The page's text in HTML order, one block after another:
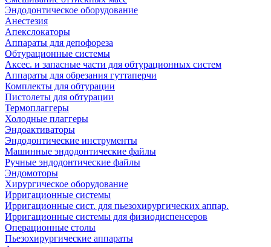
Эндодонтическое оборудование
Анестезия
Апекслокаторы
Аппараты для депофореза
Обтурационные системы
Аксес. и запасные части для обтурационных систем
Аппараты для обрезания гуттаперчи
Комплекты для обтурации
Пистолеты для обтурации
Термоплаггеры
Холодные плаггеры
Эндоактиваторы
Эндодонтические инструменты
Машинные эндодонтические файлы
Ручные эндодонтические файлы
Эндомоторы
Хирургическое оборудование
Ирригационные системы
Ирригационные сист. для пьезохирургических аппар.
Ирригационные системы для физиодиспенсеров
Операционные столы
Пьезохирургические аппараты